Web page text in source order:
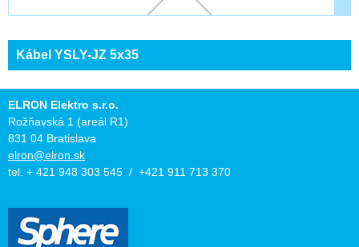
Kábel YSLY-JZ 5x35
ELRON Elektro s.r.o.
Rožňavská 1 (areál R1)
831 04 Bratislava
elron@elron.sk
tel. + 421 948 303 545 / +421 911 713 370